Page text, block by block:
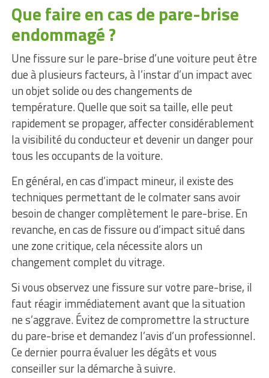
Que faire en cas de pare-brise
endommagé ?
Une fissure sur le pare-brise d’une voiture peut être
due à plusieurs facteurs, à l’instar d’un impact avec
un objet solide ou des changements de
température. Quelle que soit sa taille, elle peut
rapidement se propager, affecter considérablement
la visibilité du conducteur et devenir un danger pour
tous les occupants de la voiture.
En général, en cas d’impact mineur, il existe des
techniques permettant de le colmater sans avoir
besoin de changer complètement le pare-brise. En
revanche, en cas de fissure ou d’impact situé dans
une zone critique, cela nécessite alors un
changement complet du vitrage.
Si vous observez une fissure sur votre pare-brise, il
faut réagir immédiatement avant que la situation
ne s’aggrave. Évitez de compromettre la structure
du pare-brise et demandez l’avis d’un professionnel.
Ce dernier pourra évaluer les dégâts et vous
conseiller sur la démarche à suivre.